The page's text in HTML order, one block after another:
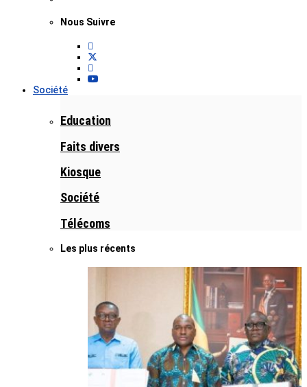
Nous Suivre
Société
Education
Faits divers
Kiosque
Société
Télécoms
Les plus récents